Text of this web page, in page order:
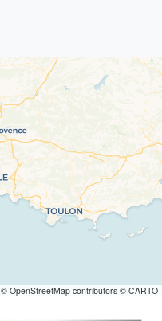
© OpenStreetMap contributors © CARTO